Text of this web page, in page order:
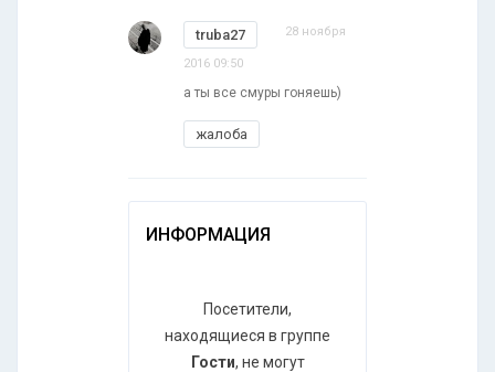
truba27 28 ноября
2016 09:50
а ты все смуры гоняешь)
жалоба
ИНФОРМАЦИЯ
Посетители,
находящиеся в группе
Гости, не могут